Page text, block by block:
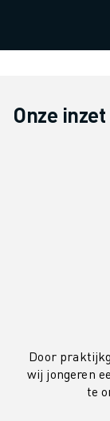
Onze inzet
Door
wij jongeren
te